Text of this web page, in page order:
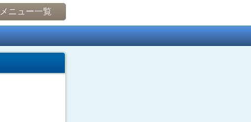
ニュー一覧